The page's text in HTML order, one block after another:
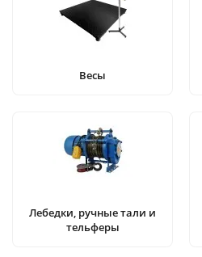
Весы
Лебедки, ручные тали и
тельферы